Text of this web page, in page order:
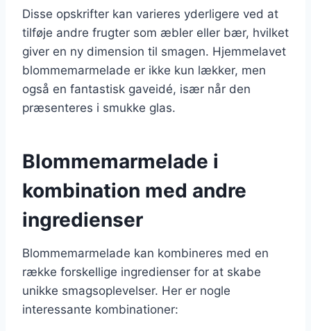
Disse opskrifter kan varieres yderligere ved at
tilføje andre frugter som æbler eller bær, hvilket
giver en ny dimension til smagen. Hjemmelavet
blommemarmelade er ikke kun lækker, men
også en fantastisk gaveidé, især når den
præsenteres i smukke glas.
Blommemarmelade i
kombination med andre
ingredienser
Blommemarmelade kan kombineres med en
række forskellige ingredienser for at skabe
unikke smagsoplevelser. Her er nogle
interessante kombinationer: